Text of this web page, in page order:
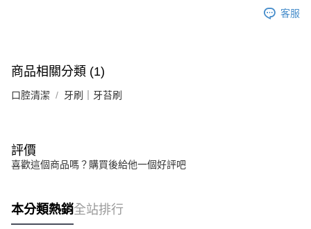
客服
商品相關分類 (1)
口腔清潔 牙刷｜牙苔刷
評價
喜歡這個商品嗎？購買後給他一個好評吧
本分類熱銷全站排行